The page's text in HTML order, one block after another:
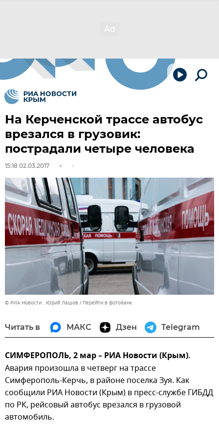
На Керченской трассе автобус
врезался в грузовик:
пострадали четыре человека
15:18 02.03.2017
© РИА Новости . Юрий Лашов Перейти в фотобанк
Читать в МАКС Дзен Telegram
СИМФЕРОПОЛЬ, 2 мар – РИА Новости (Крым).
Авария произошла в четверг на трассе
Симферополь-Керчь, в районе поселка Зуя. Как
сообщили РИА Новости (Крым) в пресс-службе ГИБДД
по РК, рейсовый автобус врезался в грузовой
автомобиль.